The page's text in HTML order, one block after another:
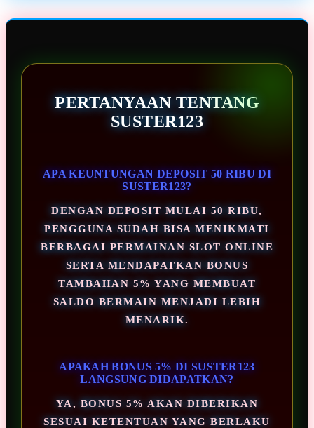
PERTANYAAN TENTANG
SUSTER123
APA KEUNTUNGAN DEPOSIT 50 RIBU DI
SUSTER123?
DENGAN DEPOSIT MULAI 50 RIBU,
PENGGUNA SUDAH BISA MENIKMATI
BERBAGAI PERMAINAN SLOT ONLINE
SERTA MENDAPATKAN BONUS
TAMBAHAN 5% YANG MEMBUAT
SALDO BERMAIN MENJADI LEBIH
MENARIK.
APAKAH BONUS 5% DI SUSTER123
LANGSUNG DIDAPATKAN?
YA, BONUS 5% AKAN DIBERIKAN
SESUAI KETENTUAN YANG BERLAKU